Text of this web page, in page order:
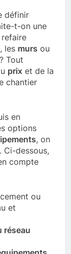
définir
t-on une
, les murs ou
Tout
prix et de la
chantier
en
options
, on
Ci-dessous,
compte
ou
et
réseau